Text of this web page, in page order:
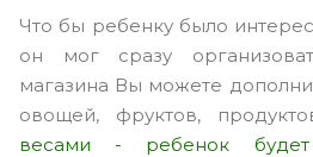
Что бы ребенку было
он мог сразу
магазина Вы можете
овощей, фруктов,
весами - ребенок будет